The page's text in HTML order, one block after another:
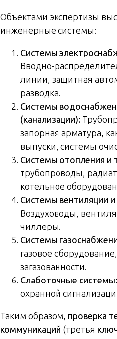
Объектами экспертизы
инженерные системы:
Системы
Вводно-
линии, защитная
разводка.
Системы
(канализации):
запорная арматура,
выпуски, системы
Системы отопления и
трубопроводы,
котельное
Системы вентиляции
Воздуховоды,
чиллеры.
Системы
газовое
загазованности.
Слаботочные системы:
охранной
Таким образом, проверка
коммуникаций (третья